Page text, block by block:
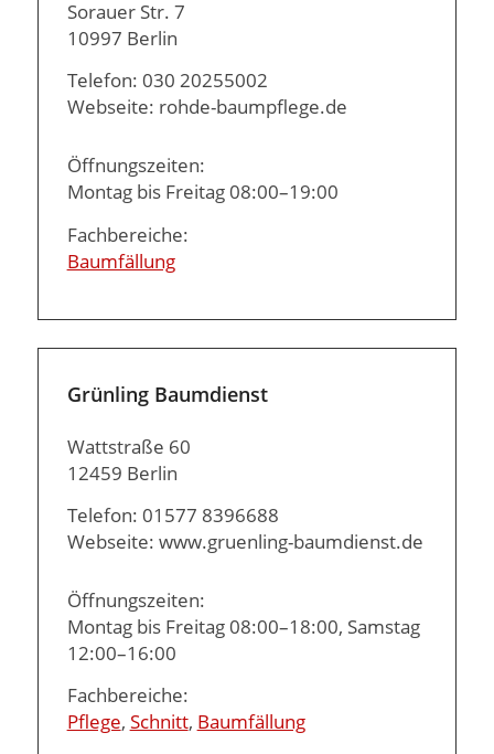
Sorauer Str. 7
10997 Berlin
Telefon: 030 20255002
Webseite: rohde-baumpflege.de
Öffnungszeiten:
Montag bis Freitag 08:00–19:00
Fachbereiche:
Baumfällung
Grünling Baumdienst
Wattstraße 60
12459 Berlin
Telefon: 01577 8396688
Webseite: www.gruenling-baumdienst.de
Öffnungszeiten:
Montag bis Freitag 08:00–18:00, Samstag
12:00–16:00
Fachbereiche:
Pflege, Schnitt, Baumfällung